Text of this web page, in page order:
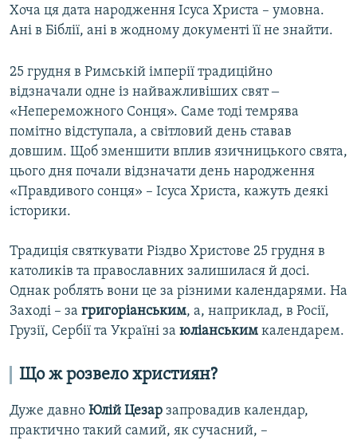
Хоча ця дата народження Ісуса Христа – умовна.
Ані в Біблії, ані в жодному документі її не знайти.
25 грудня в Римській імперії традиційно
відзначали одне із найважливіших свят ‒
«Непереможного Сонця». Саме тоді темрява
помітно відступала, а світловий день ставав
довшим. Щоб зменшити вплив язичницького свята,
цього дня почали відзначати день народження
«Правдивого сонця» – Ісуса Христа, кажуть деякі
історики.
Традиція святкувати Різдво Христове 25 грудня в
католиків та православних залишилася й досі.
Однак роблять вони це за різними календарями. На
Заході – за григоріанським, а, наприклад, в Росії,
Грузії, Сербії та Україні за юліанським календарем.
Що ж розвело християн?
Дуже давно Юлій Цезар запровадив календар,
практично такий самий, як сучасний, –